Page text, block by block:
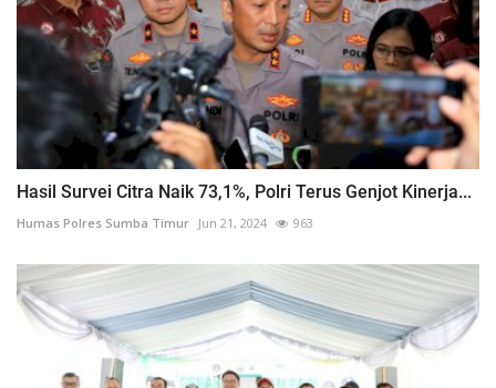
Hasil Survei Citra Naik 73,1%, Polri Terus Genjot Kinerja...
Humas Polres Sumba Timur Jun 21, 2024 963